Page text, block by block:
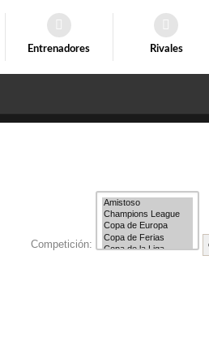
Entrenadores Rivales
Competición: